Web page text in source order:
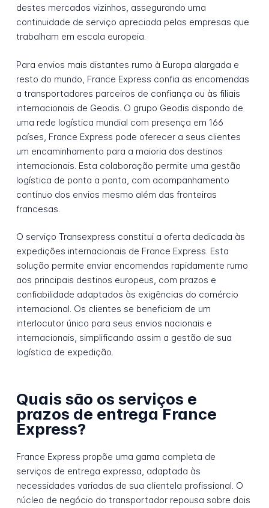
destes mercados vizinhos, assegurando uma
continuidade de serviço apreciada pelas empresas que
trabalham em escala europeia.
Para envios mais distantes rumo à Europa alargada e
resto do mundo, France Express confia as encomendas
a transportadores parceiros de confiança ou às filiais
internacionais de Geodis. O grupo Geodis dispondo de
uma rede logística mundial com presença em 166
países, France Express pode oferecer a seus clientes
um encaminhamento para a maioria dos destinos
internacionais. Esta colaboração permite uma gestão
logística de ponta a ponta, com acompanhamento
contínuo dos envios mesmo além das fronteiras
francesas.
O serviço Transexpress constitui a oferta dedicada às
expedições internacionais de France Express. Esta
solução permite enviar encomendas rapidamente rumo
aos principais destinos europeus, com prazos e
confiabilidade adaptados às exigências do comércio
internacional. Os clientes se beneficiam de um
interlocutor único para seus envios nacionais e
internacionais, simplificando assim a gestão de sua
logística de expedição.
Quais são os serviços e
prazos de entrega France
Express?
France Express propõe uma gama completa de
serviços de entrega expressa, adaptada às
necessidades variadas de sua clientela profissional. O
núcleo de negócio do transportador repousa sobre dois